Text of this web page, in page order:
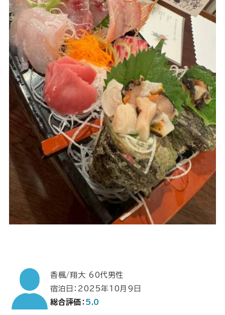
香楓/翔大 60代男性
宿泊日：2025年10月9日
総合評価： 5.0